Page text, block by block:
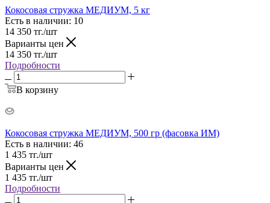
Кокосовая стружка МЕДИУМ, 5 кг
Есть в наличии: 10
14 350 тг./шт
Варианты цен
14 350 тг./шт
Подробности
В корзину
Кокосовая стружка МЕДИУМ, 500 гр (фасовка ИМ)
Есть в наличии: 46
1 435 тг./шт
Варианты цен
1 435 тг./шт
Подробности